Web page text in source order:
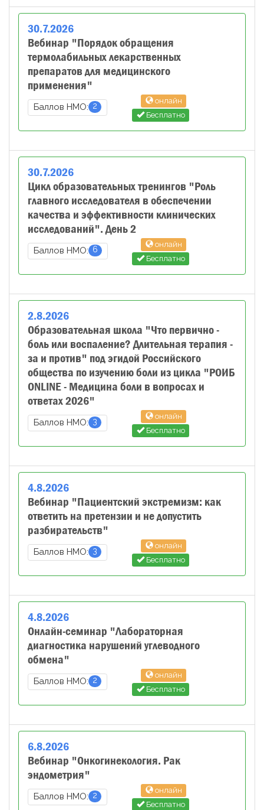
30.7.2026
Вебинар "Порядок обращения
термолабильных лекарственных
препаратов для медицинского
применения"
Баллов НМО: 2
онлайн
Бесплатно
30.7.2026
Цикл образовательных тренингов "Роль
главного исследователя в обеспечении
качества и эффективности клинических
исследований". День 2
Баллов НМО: 6
онлайн
Бесплатно
2.8.2026
Образовательная школа "Что первично -
боль или воспаление? Длительная терапия -
за и против" под эгидой Российского
общества по изучению боли из цикла "РОИБ
ONLINE - Медицина боли в вопросах и
ответах 2026"
Баллов НМО: 3
онлайн
Бесплатно
4.8.2026
Вебинар "Пациентский экстремизм: как
ответить на претензии и не допустить
разбирательств"
Баллов НМО: 3
онлайн
Бесплатно
4.8.2026
Онлайн-семинар "Лабораторная
диагностика нарушений углеводного
обмена"
Баллов НМО: 2
онлайн
Бесплатно
6.8.2026
Вебинар "Онкогинекология. Рак
эндометрия"
Баллов НМО: 2
онлайн
Бесплатно